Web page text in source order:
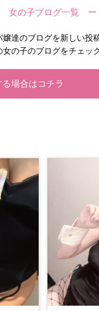
女の子ブログ一覧 ー
嬢達のブログを新しい投
の子のブログをチェッ
場合はコチラ